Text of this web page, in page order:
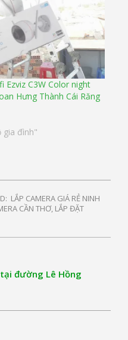
Ezviz C3W Color night
Hưng Thành Cái Răng
gia đình"
LẮP CAMERA GIÁ RẺ NINH
CẦN THƠ, LẮP ĐẶT
đường Lê Hồng